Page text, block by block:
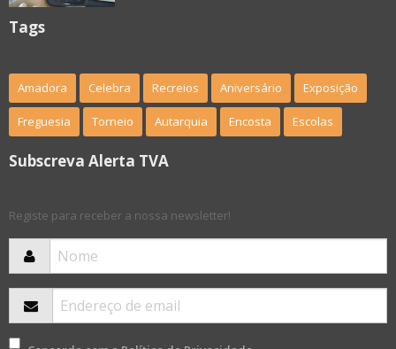
Tags
Amadora Celebra Recreios Aniversário Exposição
Freguesia Torneio Autarquia Encosta Escolas
Subscreva Alerta TVA
Registe para receber a nossa newsletter!